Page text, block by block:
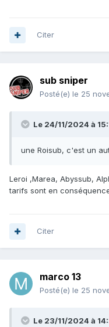
Citer
sub sniper
Posté(e) le 25
Le 24/11/2024 à
une Roisub, c'est un
Leroi ,Marea, Abyssub,
tarifs sont en
Citer
marco 13
Posté(e) le 25
Le 23/11/2024 à